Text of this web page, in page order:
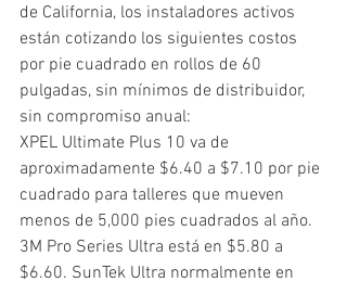
de California, los instaladores activos
están cotizando los siguientes costos
por pie cuadrado en rollos de 60
pulgadas, sin mínimos de distribuidor,
sin compromiso anual:
XPEL Ultimate Plus 10 va de
aproximadamente $6.40 a $7.10 por pie
cuadrado para talleres que mueven
menos de 5,000 pies cuadrados al año.
3M Pro Series Ultra está en $5.80 a
$6.60. SunTek Ultra normalmente en